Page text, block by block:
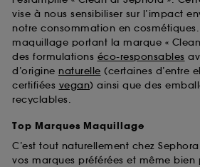
vise à nous sensibiliser sur l’impact
notre consommation en
maquillage portant la marque «
des formulations éco-responsables
d’origine naturelle (certaines d’entre
certifiées vegan) ainsi que des
recyclables.
Top Marques Maquillage
C’est tout naturellement chez
vos marques préférées et même bien